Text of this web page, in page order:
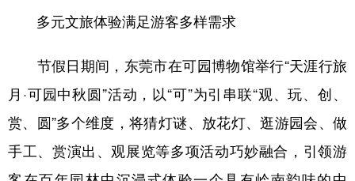
多元文旅体验满足游客多样需求
节假日期间，东莞市在可园博物馆举行“天涯行旅
月·可园中秋圆”活动，以“可”为引串联“观、玩、创、
赏、圆”多个维度，将猜灯谜、放花灯、逛游园会、做
手工、赏演出、观展览等多项活动巧妙融合，引领游